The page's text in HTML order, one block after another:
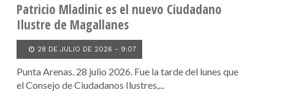
Patricio Mladinic es el nuevo Ciudadano
Ilustre de Magallanes
28 DE JULIO DE 2026 - 9:07
Punta Arenas. 28 julio 2026. Fue la tarde del lunes que
el Consejo de Ciudadanos Ilustres,...